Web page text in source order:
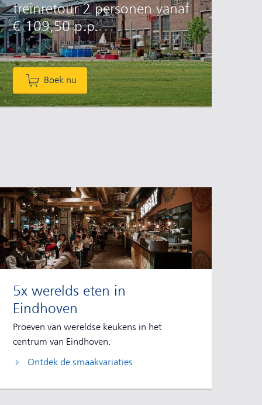
treinretour 2 personen vanaf
€ 109,50 p.p.
Boek nu
5x werelds eten in
Eindhoven
Proeven van wereldse keukens in het
centrum van Eindhoven.
Ontdek de smaakvariaties